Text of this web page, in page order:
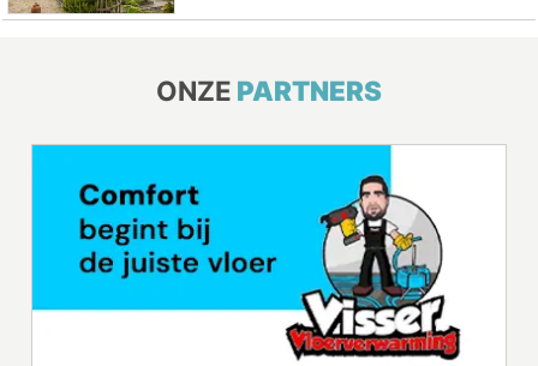
ONZE PARTNERS